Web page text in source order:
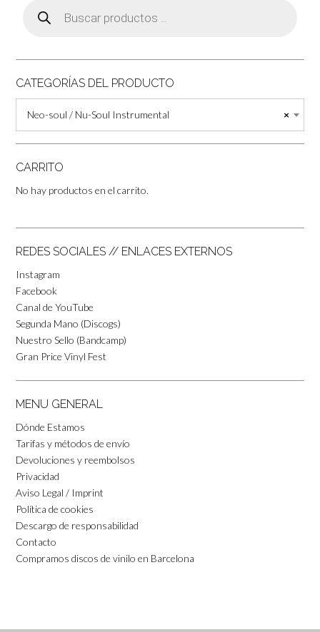
productos
CATEGORÍAS DEL PRODUCTO
×
Neo-soul / Nu-Soul Instrumental
CARRITO
No hay productos en el carrito.
REDES SOCIALES // ENLACES EXTERNOS
Instagram
Facebook
Canal de YouTube
Segunda Mano (Discogs)
Nuestro Sello (Bandcamp)
Gran Price Vinyl Fest
MENU GENERAL
Dónde Estamos
Tarifas y métodos de envío
Devoluciones y reembolsos
Privacidad
Aviso Legal / Imprint
Política de cookies
Descargo de responsabilidad
Contacto
Compramos discos de vinilo en Barcelona